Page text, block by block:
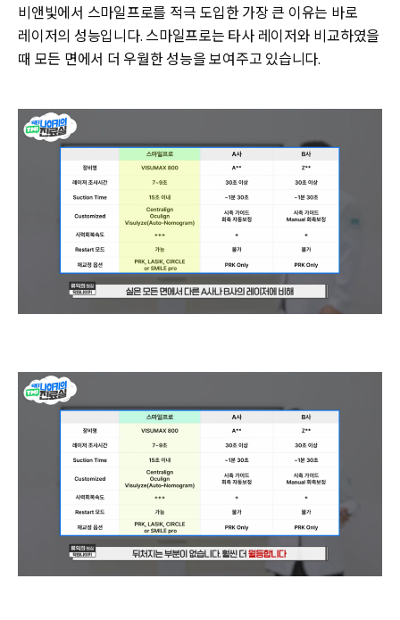
비앤빛에서 스마일프로를 적극 도입한 가장 큰 이유는 바로
레이저의 성능입니다. 스마일프로는 타사 레이저와 비교하였을
때 모든 면에서 더 우월한 성능을 보여주고 있습니다.